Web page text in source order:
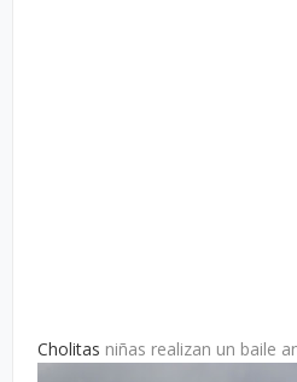
Cholitas niñas realizan un baile